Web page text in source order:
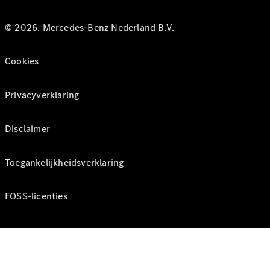
© 2026. Mercedes-Benz Nederland B.V.
Cookies
Privacyverklaring
Disclaimer
Toegankelijkheidsverklaring
FOSS-licenties